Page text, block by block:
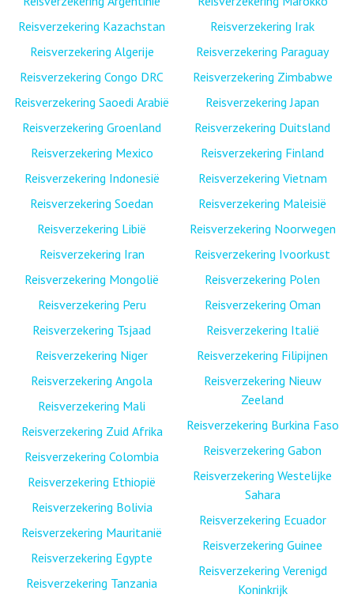
Reisverzekering Kazachstan
Reisverzekering Algerije
Reisverzekering Congo DRC
Reisverzekering Saoedi Arabië
Reisverzekering Groenland
Reisverzekering Mexico
Reisverzekering Indonesië
Reisverzekering Soedan
Reisverzekering Libië
Reisverzekering Iran
Reisverzekering Mongolië
Reisverzekering Peru
Reisverzekering Tsjaad
Reisverzekering Niger
Reisverzekering Angola
Reisverzekering Mali
Reisverzekering Zuid Afrika
Reisverzekering Colombia
Reisverzekering Ethiopië
Reisverzekering Bolivia
Reisverzekering Mauritanië
Reisverzekering Egypte
Reisverzekering Tanzania
Reisverzekering Irak
Reisverzekering Paraguay
Reisverzekering Zimbabwe
Reisverzekering Japan
Reisverzekering Duitsland
Reisverzekering Finland
Reisverzekering Vietnam
Reisverzekering Maleisië
Reisverzekering Noorwegen
Reisverzekering Ivoorkust
Reisverzekering Polen
Reisverzekering Oman
Reisverzekering Italië
Reisverzekering Filipijnen
Reisverzekering Nieuw
Zeeland
Reisverzekering Burkina Faso
Reisverzekering Gabon
Reisverzekering Westelijke
Sahara
Reisverzekering Ecuador
Reisverzekering Guinee
Reisverzekering Verenigd
Koninkrijk